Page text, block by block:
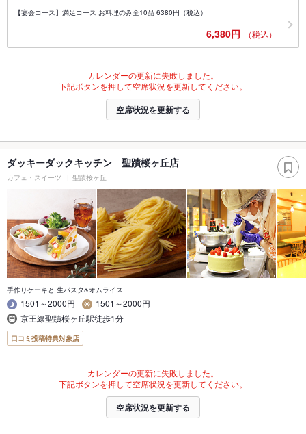
【宴会コース】満足コース お料理のみ全10品 6380円（税込）
6,380円 （税込）
カレンダーの更新に失敗しました。
下記ボタンを押して空席状況を更新してください。
空席状況を更新する
ダッキーダックキッチン 聖蹟桜ヶ丘店
カフェ・スイーツ 聖蹟桜ヶ丘
手作りケーキと 生パスタ&オムライス
1501～2000円
1501～2000円
京王線聖蹟桜ヶ丘駅徒歩1分
口コミ投稿特典対象店
カレンダーの更新に失敗しました。
下記ボタンを押して空席状況を更新してください。
空席状況を更新する